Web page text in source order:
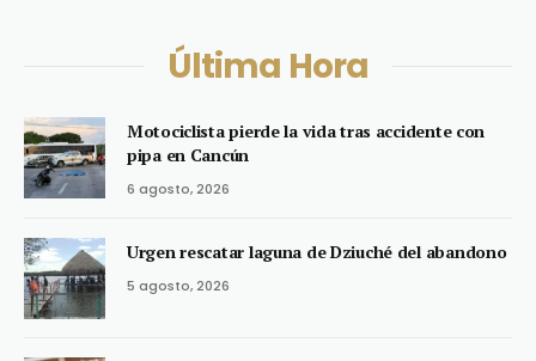
Última Hora
Motociclista pierde la vida tras accidente con
pipa en Cancún
6 agosto, 2026
Urgen rescatar laguna de Dziuché del abandono
5 agosto, 2026